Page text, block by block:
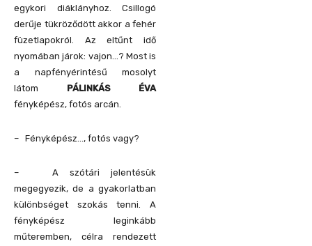
egykori diáklányhoz. Csillogó
derűje tükröződött akkor a fehér
füzetlapokról. Az eltűnt idő
nyomában járok: vajon…? Most is
a napfényérintésű mosolyt
látom PÁLINKÁS ÉVA
fényképész, fotós arcán.
– Fényképész…, fotós vagy?
– A szótári jelentésük
megegyezik, de a gyakorlatban
különbséget szokás tenni. A
fényképész leginkább
műteremben, célra rendezett